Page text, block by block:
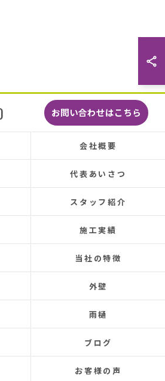
寧に作業してもらえたのに修繕費も
ていただいたのでその後雨漏りも
、先日はかなりのドシャ降りでし
音も一切ありませんでした。
んにお願いしてよかったです、ま
も感じの良い方ばかりで安心して
した。
書いてくださった皆さまのおかげ
んを知ることができました。
りして感謝いたします。
にありがとうございました。
しくお願いします！ (Translated by
year-old house has been plagued by roof
20 years.
far, the ceiling has leaked, and although
repaired each time, the problem was
fixed.
the dripping sound would reappear
rainy days incredibly depressing.
determined to have the cause identified
I searched online reviews daily and
お問い合わせはこちら
会社概要
代表あいさつ
スタッフ紹介
施工実績
当社の特徴
外壁
雨樋
ブログ
お客様の声